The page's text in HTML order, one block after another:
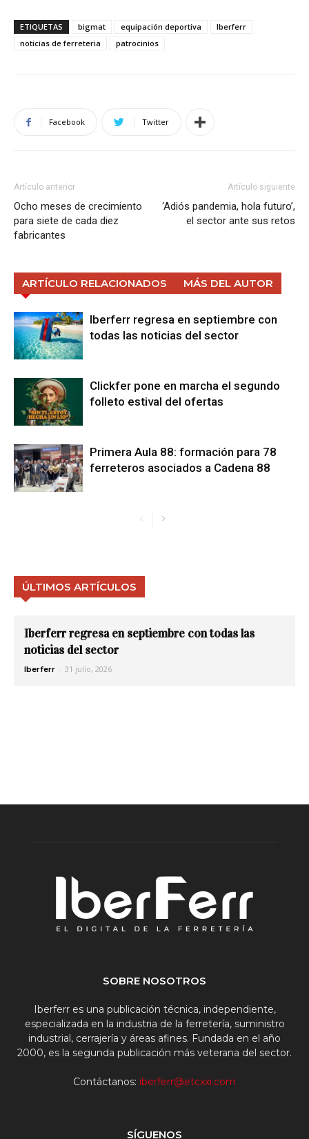
ETIQUETAS bigmat equipación deportiva
Iberferr
noticias de ferreteria
patrocinios
Facebook Twitter
Artículo anterior
Ocho meses de crecimiento
para siete de cada diez
fabricantes
Artículo siguiente
‘Adiós pandemia, hola futuro’,
el sector ante sus retos
ARTÍCULO RELACIONADOS MÁS DEL AUTOR
Iberferr regresa en septiembre con
todas las noticias del sector
Clickfer pone en marcha el segundo
folleto estival del ofertas
Primera Aula 88: formación para 78
ferreteros asociados a Cadena 88
ÚLTIMOS ARTÍCULOS
Iberferr regresa en septiembre con todas las
noticias del sector
Iberferr - 31 julio, 2026
SOBRE NOSOTROS
Iberferr es una publicación técnica, independiente,
especializada en la industria de la ferretería, suministro
industrial, cerrajería y áreas afines. Fundada en el año
2000, es la segunda publicación más veterana del sector.
Contáctanos: iberferr@etcxxi.com
SÍGUENOS